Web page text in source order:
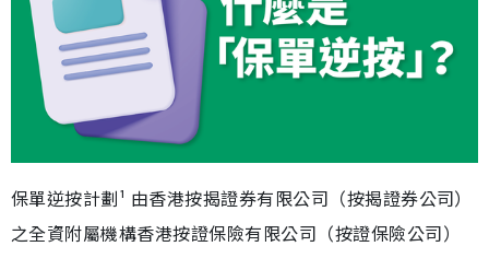
保單逆按計劃¹ 由香港按揭證券有限公司（按揭證券公司）
之全資附屬機構香港按證保險有限公司（按證保險公司）